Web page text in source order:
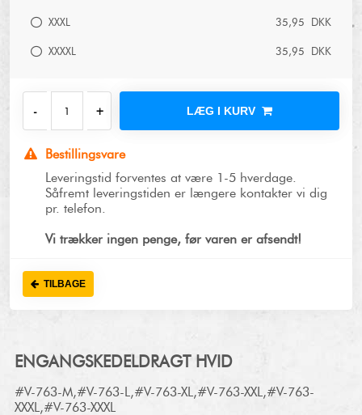
XXXL 35,95 DKK
XXXXL 35,95 DKK
LÆG I KURV
Bestillingsvare
Leveringstid forventes at være 1-5 hverdage.
Såfremt leveringstiden er længere kontakter vi dig
pr. telefon.
Vi trækker ingen penge, før varen er afsendt!
TILBAGE
ENGANGSKEDELDRAGT HVID
#V-763-M,#V-763-L,#V-763-XL,#V-763-XXL,#V-763-
XXXL,#V-763-XXXL